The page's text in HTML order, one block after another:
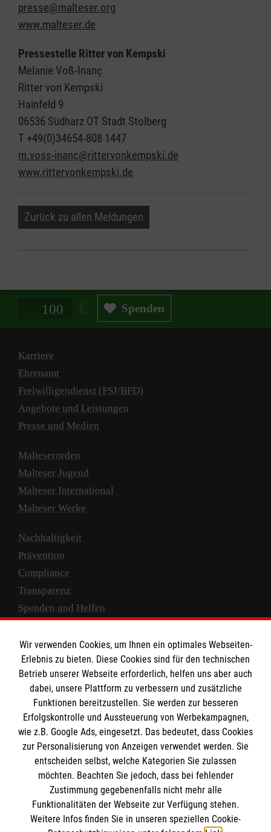
presse@malteser.org
www.malteser.de
Pressestelle Ritter von Kempski
Melanie Voß-Inanç
Ritter von Kempski
Hainfeld 9
06536 Südharz OT Stadt Stolberg
T +49(0)34654-808 1447
m.voss-inanc@rittervonkempski.de
www.rittervonkempski.de
Zurück zu allen Meldungen
Spendenbetrag in Euro Spenden
Karriere
Ehrenamt
Freiwilligendienst (FSJ/BFD)
Angebote und Leistungen
Presse und Medien
Malteserorden
Malteser Jugend
Malteser International
Malteser Werke
Nachhaltigkeit
Prävention
Compliance
Transparenz
Spenden und Helfen
Empfänger: Malteser Hilfsdienst e.V.
IBAN: DE10 3706 0120 1201 2000 12
BIC: GENODED 1PA7
Newsletter abonnieren
Wir verwenden Cookies, um Ihnen ein optimales Webseiten-
Erlebnis zu bieten. Diese Cookies sind für den technischen
Betrieb unserer Webseite erforderlich, helfen uns aber auch
dabei, unsere Plattform zu verbessern und zusätzliche
Funktionen bereitzustellen. Sie werden zur besseren
Erfolgskontrolle und Aussteuerung von Werbekampagnen,
wie z.B. Google Ads, eingesetzt. Das bedeutet, dass Cookies
zur Personalisierung von Anzeigen verwendet werden. Sie
entscheiden selbst, welche Kategorien Sie zulassen
möchten. Beachten Sie jedoch, dass bei fehlender
Zustimmung gegebenenfalls nicht mehr alle
Funktionalitäten der Webseite zur Verfügung stehen.
Weitere Infos finden Sie in unseren speziellen Cookie-